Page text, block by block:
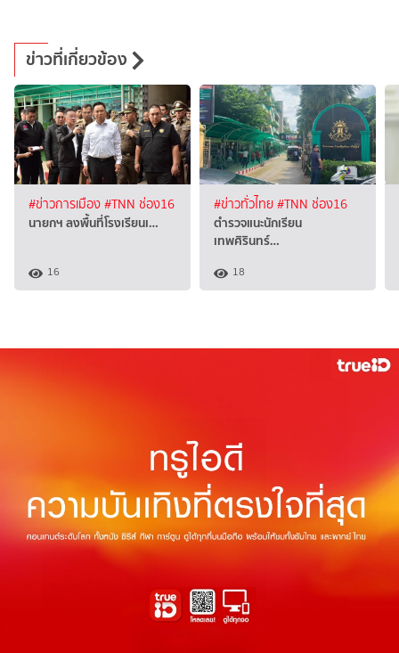
ข่าวที่เกี่ยวข้อง
#ข่าวการเมือง#TNN ช่อง16
นายกฯ ลงพื้นที่โรงเรียนเ…
16
#ข่าวทั่วไทย#TNN ช่อง16
ตำรวจแนะนักเรียน
เทพศิรินทร์…
18